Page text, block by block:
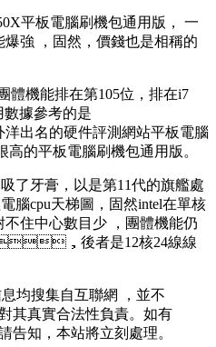
板電腦刷機包通用版， 一
 ，固然，價錢也是相稱的
體機能排在第105位，排在i7
用數據參考的是
出名的硬件評測網站平板電腦
的平板電腦刷機包通用版 。
牙膏，以是第11代的旗艦處
cpu天梯圖，固然intel在單核
不住中心數目少  ，團體機能仍
，後者是12核24線線
息均搜集自互聯網 ，並不
對其真實合法性負責。如有
知，本站將立刻處理。